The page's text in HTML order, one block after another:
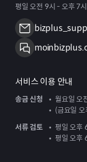
평일 오전 9시 - 오후 7
서비스 이용 안내
송금 신청
월요일 오
(금요일
서류 검토
평일 오후
평일 오후